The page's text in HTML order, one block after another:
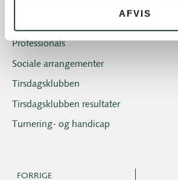
AFVIS
Professionals
Sociale arrangementer
Tirsdagsklubben
Tirsdagsklubben resultater
Turnering- og handicap
FORRIGE